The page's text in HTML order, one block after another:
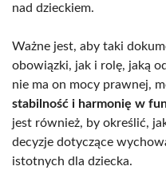
nad dzieckiem.
Ważne jest, aby taki
obowiązki, jak i rolę, jaką
nie ma on mocy prawnej,
stabilność i harmonię w
jest również, by określić,
decyzje dotyczące
istotnych dla dziecka.